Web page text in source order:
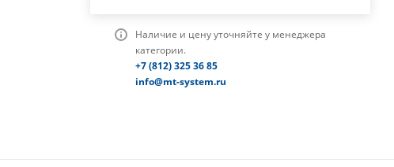
Наличие и цену уточняйте у менеджера
категории.
+7 (812) 325 36 85
info@mt-system.ru